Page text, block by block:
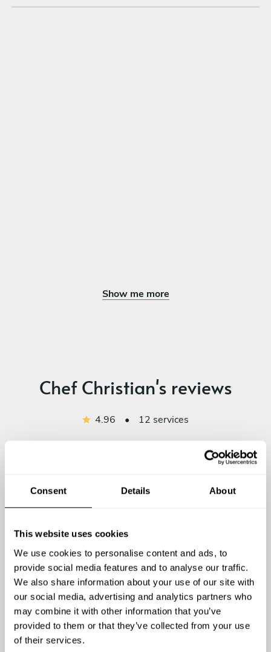
Consent Details About
This website uses cookies
We use cookies to personalise content and ads, to
provide social media features and to analyse our traffic.
We also share information about your use of our site with
our social media, advertising and analytics partners who
may combine it with other information that you’ve
provided to them or that they’ve collected from your use
of their services.
MAIN COURSE
Show me more
Chef Christian's reviews
4.96 • 12 services
Gustaf Vahlne - May 26 2026
Christian var otroligt proffsig och maten var utsökt.
Kan verkligen rekommendera honom!